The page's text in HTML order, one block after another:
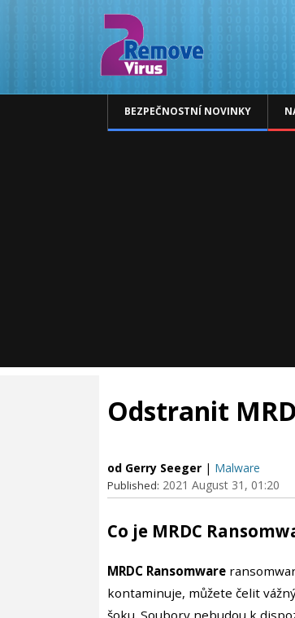
BEZPEČNOSTNÍ NOVINKY
Odstranit
od Gerry Seeger | Malware
Published: 2021 August 31, 01:20
Co je MRDC
MRDC Ransomware
kontaminuje, můžete čelit
šoku. Soubory nebudou k